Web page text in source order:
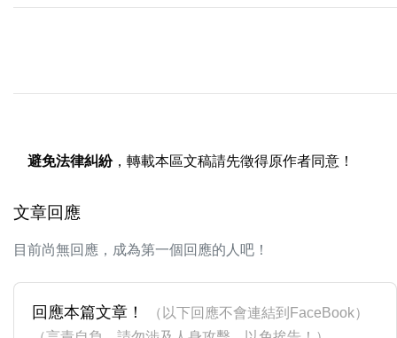
避免法律糾紛，轉載本區文稿請先徵得原作者同意！
文章回應
目前尚無回應，成為第一個回應的人吧！
回應本篇文章！
（以下回應不會連結到FaceBook）